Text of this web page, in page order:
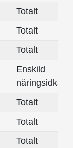
Totalt
Totalt
Totalt
Enskild
näringsidkare
Totalt
Totalt
Totalt